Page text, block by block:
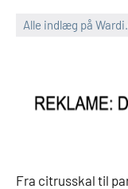
Alle indlæg på
Fra citrusskal til